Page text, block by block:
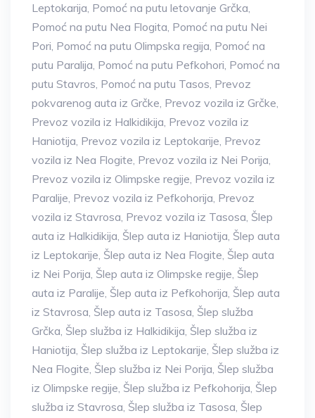
Leptokarija, Pomoć na putu letovanje Grčka,
Pomoć na putu Nea Flogita, Pomoć na putu Nei
Pori, Pomoć na putu Olimpska regija, Pomoć na
putu Paralija, Pomoć na putu Pefkohori, Pomoć na
putu Stavros, Pomoć na putu Tasos, Prevoz
pokvarenog auta iz Grčke, Prevoz vozila iz Grčke,
Prevoz vozila iz Halkidikija, Prevoz vozila iz
Haniotija, Prevoz vozila iz Leptokarije, Prevoz
vozila iz Nea Flogite, Prevoz vozila iz Nei Porija,
Prevoz vozila iz Olimpske regije, Prevoz vozila iz
Paralije, Prevoz vozila iz Pefkohorija, Prevoz
vozila iz Stavrosa, Prevoz vozila iz Tasosa, Šlep
auta iz Halkidikija, Šlep auta iz Haniotija, Šlep auta
iz Leptokarije, Šlep auta iz Nea Flogite, Šlep auta
iz Nei Porija, Šlep auta iz Olimpske regije, Šlep
auta iz Paralije, Šlep auta iz Pefkohorija, Šlep auta
iz Stavrosa, Šlep auta iz Tasosa, Šlep služba
Grčka, Šlep služba iz Halkidikija, Šlep služba iz
Haniotija, Šlep služba iz Leptokarije, Šlep služba iz
Nea Flogite, Šlep služba iz Nei Porija, Šlep služba
iz Olimpske regije, Šlep služba iz Pefkohorija, Šlep
služba iz Stavrosa, Šlep služba iz Tasosa, Šlep